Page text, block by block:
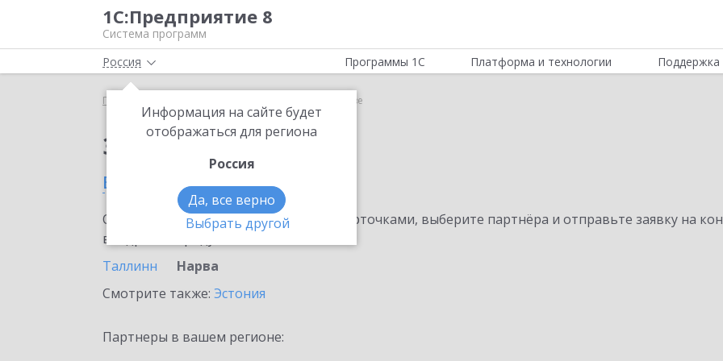
1С:Предприятие 8
Система программ
Россия
Информация на сайте будет
отображаться для региона
Россия
Да, все верно
Выбрать другой
Программы 1С Платформа и технологии Поддержка
Главная 1С-ЭТП в Нарве
Заказать 1С-ЭТП
в Нарве
Ознакомьтесь с информационными карточками, выберите партнёра и отправьте заявку на
внедрение продукта.
Таллинн
Нарва
Смотрите также: Эстония
Партнеры в вашем регионе: